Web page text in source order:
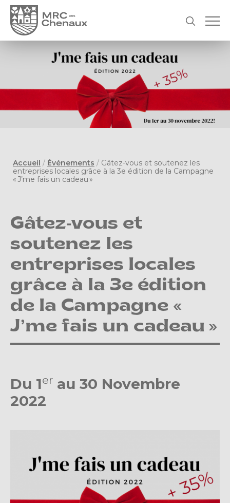
Accueil / Événements / Gâtez-vous et soutenez les
entreprises locales grâce à la 3e édition de la Campagne
« J’me fais un cadeau »
Gâtez-vous et
soutenez les
entreprises locales
grâce à la 3e édition
de la Campagne «
J’me fais un cadeau »
Du 1er au 30 Novembre
2022